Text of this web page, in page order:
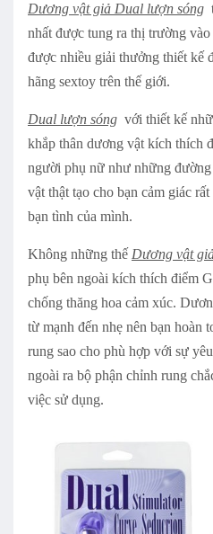
Dương vật giả Dual lượn sóng
nhất được tung ra thị trường
được nhiều giải thưởng thiết kế
hãng sextoy trên thế giới.
Dual lượn sóng với thiết kế
khắp thân dương vật kích thích
người phụ nữ như những
vật thật tạo cho bạn cảm giác
bạn tình của mình.
Không những thế Dương vật
phụ bên ngoài kích thích điểm
chống thăng hoa cảm xúc.
từ mạnh đến nhẹ nên bạn hoàn
rung sao cho phù hợp với sự
ngoài ra bộ phận chỉnh rung
việc sử dụng.